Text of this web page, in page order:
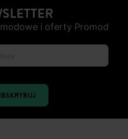
i oferty Promod